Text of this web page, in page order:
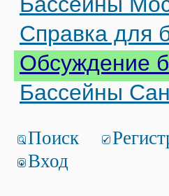
Справка для
Обсуждение
Бассейны
Поиск
Вход